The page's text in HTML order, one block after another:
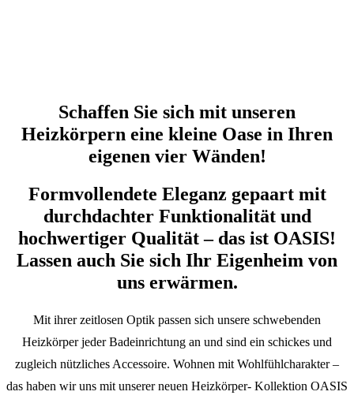
Schaffen Sie sich mit unseren
Heizkörpern eine kleine Oase in Ihren
eigenen vier Wänden!
Formvollendete Eleganz gepaart mit
durchdachter Funktionalität und
hochwertiger Qualität – das ist OASIS!
Lassen auch Sie sich Ihr Eigenheim von
uns erwärmen.
Mit ihrer zeitlosen Optik passen sich unsere schwebenden
Heizkörper jeder Badeinrichtung an und sind ein schickes und
zugleich nützliches Accessoire. Wohnen mit Wohlfühlcharakter –
das haben wir uns mit unserer neuen Heizkörper- Kollektion OASIS